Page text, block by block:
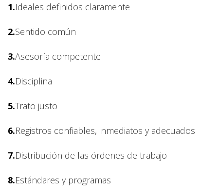
1.Ideales definidos claramente
2.Sentido común
3.Asesoría competente
4.Disciplina
5.Trato justo
6.Registros confiables, inmediatos y adecuados
7.Distribución de las órdenes de trabajo
8.Estándares y programas